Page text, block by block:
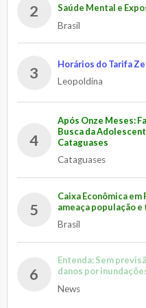
2
Saúde Mental e
Brasil
3
Horários do Tarifa
Leopoldina
4
Após Onze Meses:
Busca da
Cataguases
Cataguases
5
Caixa Econômica
ameaça população
Brasil
6
Entenda: Sem
danos por
News